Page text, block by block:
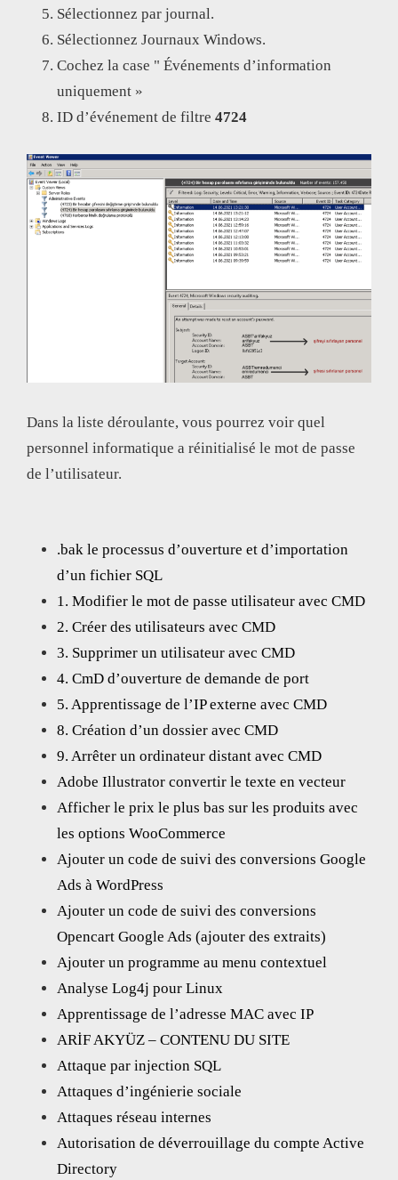
Sélectionnez par journal.
Sélectionnez Journaux Windows.
Cochez la case " Événements d’information
uniquement »
ID d’événement de filtre 4724
Dans la liste déroulante, vous pourrez voir quel
personnel informatique a réinitialisé le mot de passe
de l’utilisateur.
.bak le processus d’ouverture et d’importation
d’un fichier SQL
1. Modifier le mot de passe utilisateur avec CMD
2. Créer des utilisateurs avec CMD
3. Supprimer un utilisateur avec CMD
4. CmD d’ouverture de demande de port
5. Apprentissage de l’IP externe avec CMD
8. Création d’un dossier avec CMD
9. Arrêter un ordinateur distant avec CMD
Adobe Illustrator convertir le texte en vecteur
Afficher le prix le plus bas sur les produits avec
les options WooCommerce
Ajouter un code de suivi des conversions Google
Ads à WordPress
Ajouter un code de suivi des conversions
Opencart Google Ads (ajouter des extraits)
Ajouter un programme au menu contextuel
Analyse Log4j pour Linux
Apprentissage de l’adresse MAC avec IP
ARİF AKYÜZ – CONTENU DU SITE
Attaque par injection SQL
Attaques d’ingénierie sociale
Attaques réseau internes
Autorisation de déverrouillage du compte Active
Directory